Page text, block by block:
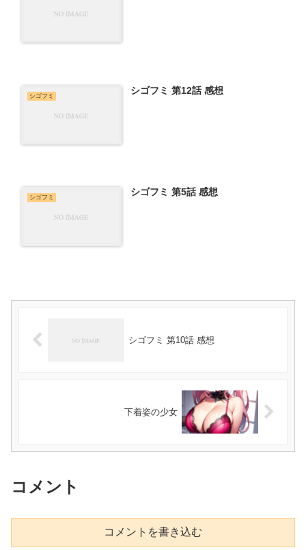
シゴフミ シゴフミ 第12話 感想
シゴフミ シゴフミ 第5話 感想
シゴフミ 第10話 感想
下着姿の少女
コメント
コメントを書き込む